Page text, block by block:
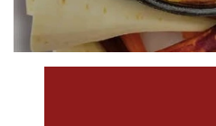
LES